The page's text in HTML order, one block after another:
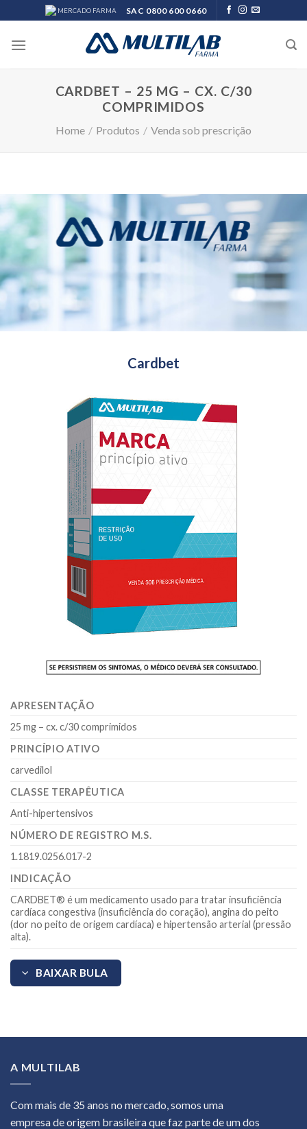
to
content
MERCADO FARMA SAC 0800 600 0660
CARDBET – 25 MG – CX. C/30
COMPRIMIDOS
Home / Produtos / Venda sob prescrição
Cardbet
APRESENTAÇÃO
25 mg – cx. c/30 comprimidos
PRINCÍPIO ATIVO
carvedilol
CLASSE TERAPÊUTICA
Anti-hipertensivos
NÚMERO DE REGISTRO M.S.
1.1819.0256.017-2
INDICAÇÃO
CARDBET® é um medicamento usado para tratar insuficiência
cardíaca congestiva (insuficiência do coração), angina do peito
(dor no peito de origem cardíaca) e hipertensão arterial (pressão
alta).
BAIXAR BULA
A MULTILAB
Com mais de 35 anos no mercado, somos uma
empresa de origem brasileira que faz parte de um dos